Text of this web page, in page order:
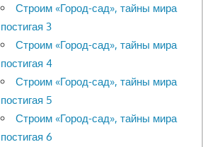
Строим «Город-сад», тайны мира
постигая 3
Строим «Город-сад», тайны мира
постигая 4
Строим «Город-сад», тайны мира
постигая 5
Строим «Город-сад», тайны мира
постигая 6